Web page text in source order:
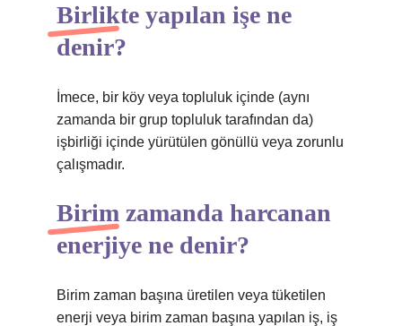
Birlikte yapılan işe ne
denir?
İmece, bir köy veya topluluk içinde (aynı
zamanda bir grup topluluk tarafından da)
işbirliği içinde yürütülen gönüllü veya zorunlu
çalışmadır.
Birim zamanda harcanan
enerjiye ne denir?
Birim zaman başına üretilen veya tüketilen
enerji veya birim zaman başına yapılan iş, iş